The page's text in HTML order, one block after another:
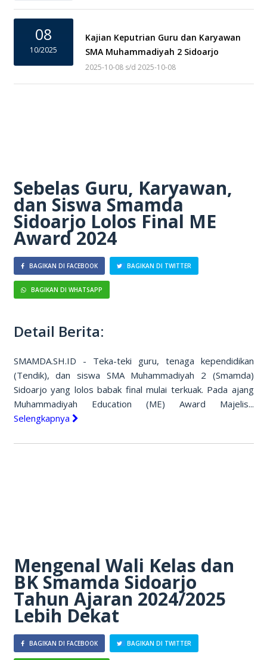
08
10/2025
Kajian Keputrian Guru dan Karyawan
SMA Muhammadiyah 2 Sidoarjo
2025-10-08 s/d 2025-10-08
Sebelas Guru, Karyawan,
dan Siswa Smamda
Sidoarjo Lolos Final ME
Award 2024
BAGIKAN DI FACEBOOK BAGIKAN DI TWITTER
BAGIKAN DI WHATSAPP
Detail Berita:
SMAMDA.SH.ID - Teka-teki guru, tenaga kependidikan
(Tendik), dan siswa SMA Muhammadiyah 2 (Smamda)
Sidoarjo yang lolos babak final mulai terkuak. Pada ajang
Muhammadiyah Education (ME) Award Majelis...
Selengkapnya
Mengenal Wali Kelas dan
BK Smamda Sidoarjo
Tahun Ajaran 2024/2025
Lebih Dekat
BAGIKAN DI FACEBOOK BAGIKAN DI TWITTER